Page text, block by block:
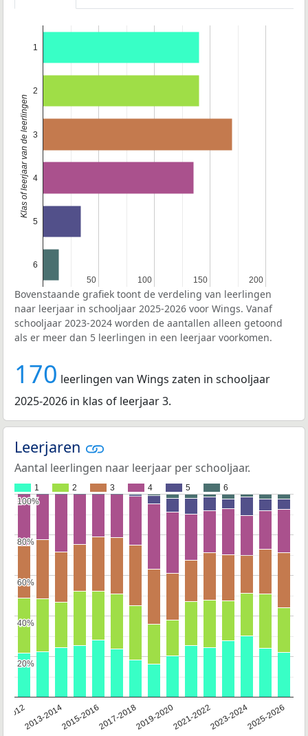
50
50 100
100 150
150 200
200
1
2
3
4
5
6
Klas of leerjaar van de leerlingen
Bovenstaande grafiek toont de verdeling van leerlingen
naar leerjaar in schooljaar 2025-2026 voor Wings. Vanaf
schooljaar 2023-2024 worden de aantallen alleen getoond
als er meer dan 5 leerlingen in een leerjaar voorkomen.
170 leerlingen van Wings zaten in schooljaar
2025-2026 in klas of leerjaar 3.
Leerjaren
Aantal leerlingen naar leerjaar per schooljaar.
1 2 3 4 5 6
20122013-20142015-20162017-20182019-20202021-20222023-20242025-2026
20%
20%
40%
40%
60%
60%
80%
80%
100%
100%